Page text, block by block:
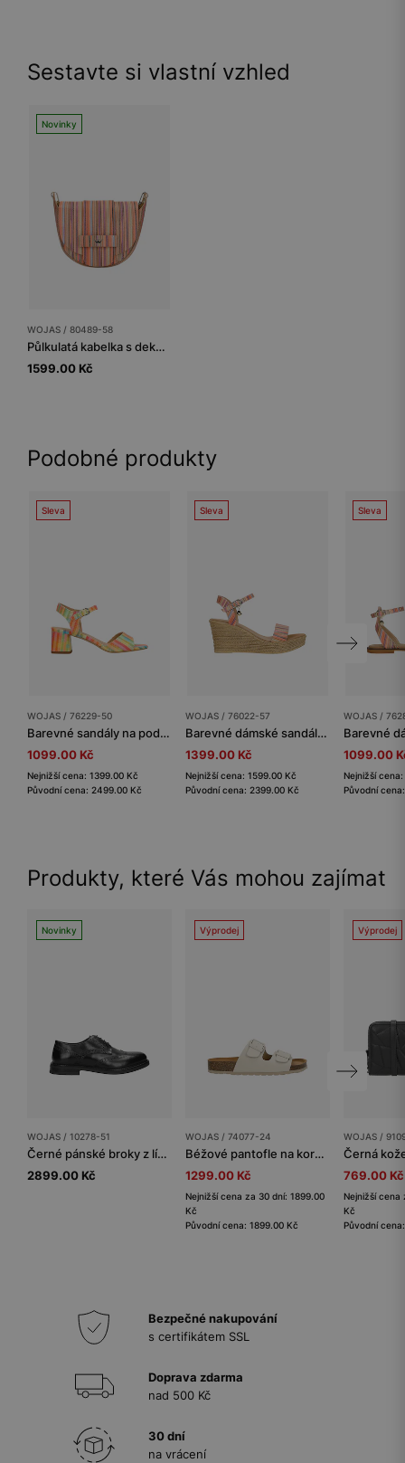
Sestavte si vlastní vzhled
Novinky
WOJAS / 80489-58
Půlkulatá kabelka s dekorativními barevnými pruhy
1599.00 Kč
Podobné produkty
Sleva
WOJAS / 76229-50
Barevné sandály na podpatku typu klín
1099.00 Kč
Nejnižší cena: 1399.00 Kč
Původní cena: 2499.00 Kč
Sleva
WOJAS / 76022-57
Barevné dámské sandály na platformě
1399.00 Kč
Nejnižší cena: 1599.00 Kč
Původní cena: 2399.00 Kč
Sleva
WOJAS /
1099.00
Nejnižší
Původní
Produkty, které Vás mohou zajímat
Novinky
WOJAS / 10278-51
Černé pánské broky z lícové kůže
2899.00 Kč
Výprodej
WOJAS / 74077-24
Béžové pantofle na korkové podrážce
1299.00 Kč
Nejnižší cena za 30 dní: 1899.00
Kč
Původní cena: 1899.00 Kč
Výprodej
WOJAS /
769.00 Kč
Nejnižší cena
Kč
Původní
Bezpečné nakupování
s certifikátem SSL
Doprava zdarma
nad 500 Kč
30 dní
na vrácení